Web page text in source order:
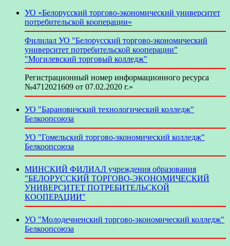
УО «Белорусский торгово-экономический университет
потребительской кооперации»
Филилал УО "Белорусский торгово-экономический
университет потребительской кооперации"
"Могилевский торговый колледж"
Регистрационный номер информационного ресурса
№4712021609 от 07.02.2020 г.»
УО "Барановичский технологический колледж"
Белкоопсоюза
УО "Гомельский торгово-экономический колледж"
Белкоопсоюза
МИНСКИЙ ФИЛИАЛ учреждения образования
"БЕЛОРУССКИЙ ТОРГОВО-ЭКОНОМИЧЕСКИЙ
УНИВЕРСИТЕТ ПОТРЕБИТЕЛЬСКОЙ
КООПЕРАЦИИ"
УО "Молодечненский торгово-экономический колледж"
Белкоопсоюза